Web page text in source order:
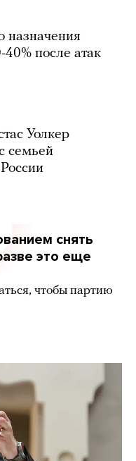
назначения
после атак
Уолкер
семьей
снять
это еще
чтобы партию